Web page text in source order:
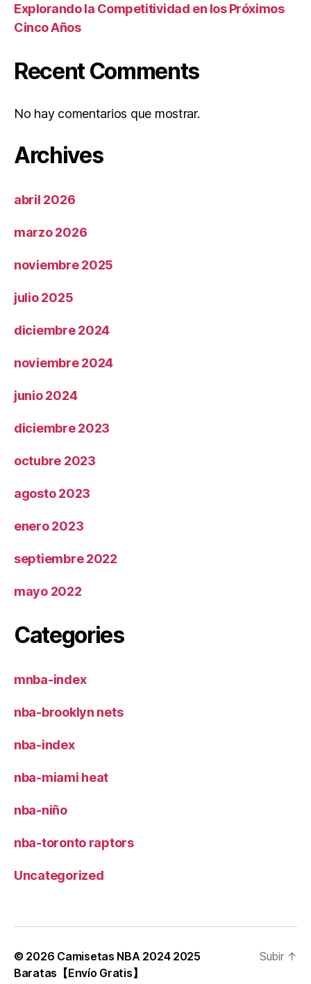
Explorando la Competitividad en los Próximos
Cinco Años
Recent Comments
No hay comentarios que mostrar.
Archives
abril 2026
marzo 2026
noviembre 2025
julio 2025
diciembre 2024
noviembre 2024
junio 2024
diciembre 2023
octubre 2023
agosto 2023
enero 2023
septiembre 2022
mayo 2022
Categories
mnba-index
nba-brooklyn nets
nba-index
nba-miami heat
nba-niño
nba-toronto raptors
Uncategorized
© 2026 Camisetas NBA 2024 2025
Baratas【Envío Gratis】
Subir ↑